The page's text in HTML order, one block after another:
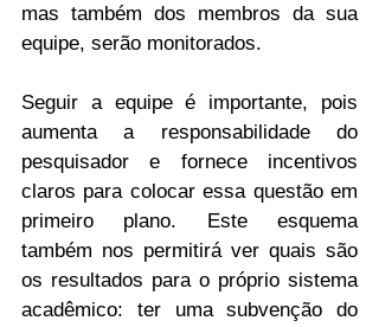
mas também dos membros da sua
equipe, serão monitorados.
Seguir a equipe é importante, pois
aumenta a responsabilidade do
pesquisador e fornece incentivos
claros para colocar essa questão em
primeiro plano. Este esquema
também nos permitirá ver quais são
os resultados para o próprio sistema
acadêmico: ter uma subvenção do